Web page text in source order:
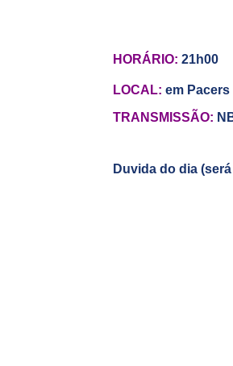
HORÁRIO: 21h00
LOCAL: em Pacers
TRANSMISSÃO:
Duvida do dia